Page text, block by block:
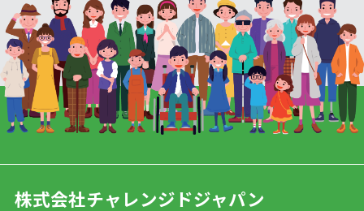
株式会社チャレンジドジャパン